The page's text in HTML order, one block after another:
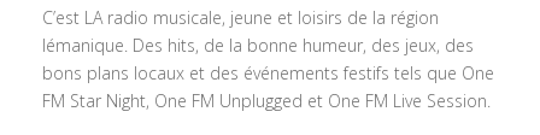
C’est LA radio musicale, jeune et loisirs de la région
lémanique. Des hits, de la bonne humeur, des jeux, des
bons plans locaux et des événements festifs tels que One
FM Star Night, One FM Unplugged et One FM Live Session.